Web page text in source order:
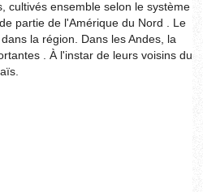
cultivés ensemble selon le système
partie de l'Amérique du Nord . Le
la région. Dans les Andes, la
. À l'instar de leurs voisins du